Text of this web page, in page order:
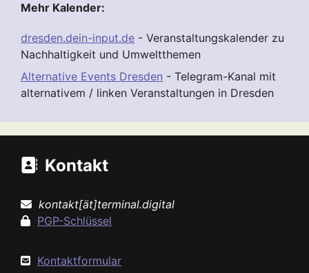
Mehr Kalender:
dresden.dein-input.de - Veranstaltungskalender zu
Nachhaltigkeit und Umweltthemen
Alternative Events Dresden - Telegram-Kanal mit
alternativem / linken Veranstaltungen in Dresden
Kontakt
kontakt[ät]terminal.digital
PGP-Schlüssel
Kontaktformular